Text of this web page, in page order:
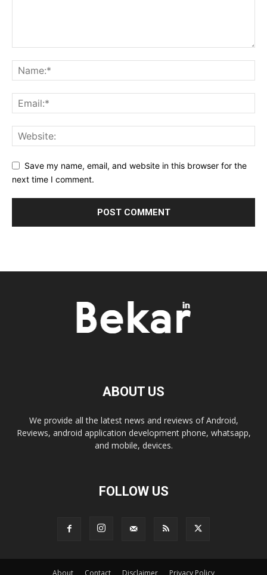
Save my name, email, and website in this browser for the
next time I comment.
ABOUT US
We provide all the latest news and reviews of Android,
Reviews, android application development phone, whatsapp,
and mobile, devices.
FOLLOW US